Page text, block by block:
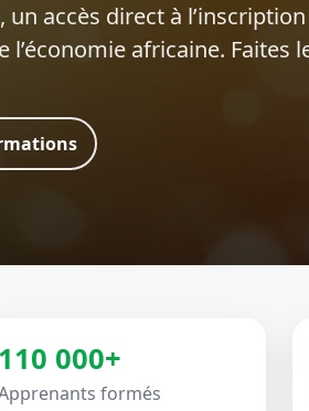
accès direct à
l’économie africaine.
110 000+
formés